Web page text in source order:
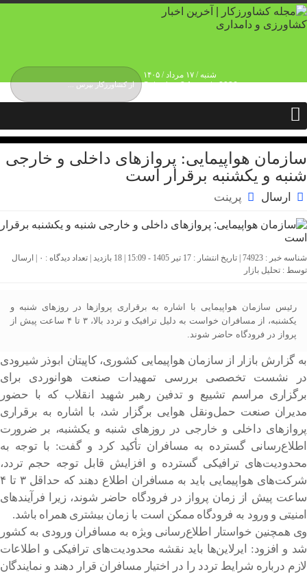
شنبه / ۱۷ مرداد / ۱۴۰۵
Saturday, 8 August , 2026
سازمان هواپیمایی: پروازهای داخلی و خارجی
شنبه و یکشنبه برقرار است
ارسال پرینت
شناسه خبر : 74923 | تاریخ انتشار : 17 تیر 1405 - 15:09 | 18 بازدید | تعداد دیدگاه : ۰
| ارسال
توسط : تحلیل بازار
رئیس سازمان هواپیمایی با اشاره به برقراری پروازها در روزهای شنبه و
یکشنبه، از مسافران خواست به دلیل ترافیک و تردد بالا، ۳ تا ۴ ساعت پیش از
پرواز در فرودگاه حاضر شوند.
به گزارش بازار از سازمان هواپیمایی کشوری، کاپیتان ابوذر شیرودی
در نشست تخصصی بررسی تمهیدات صنعت هوانوردی برای
برگزاری مراسم تشییع و تدفین رهبر شهید انقلاب که با حضور
مدیران صنعت حمل‌ونقل هوایی برگزار شد، با اشاره به برقراری
پروازهای داخلی و خارجی در روزهای شنبه و یکشنبه، بر ضرورت
اطلاع‌رسانی گسترده به مسافران تأکید کرد و گفت: با توجه به
محدودیت‌های ترافیکی گسترده و افزایش قابل توجه حجم تردد،
شرکت‌های هواپیمایی باید به مسافران اطلاع دهند که حداقل ۳ تا ۴
ساعت پیش از زمان پرواز در فرودگاه حاضر شوند، زیرا فرآیندهای
امنیتی و ورود به فرودگاه ممکن است با زمان بیشتری همراه باشد.
وی همچنین خواستار اطلاع‌رسانی ویژه به مسافران ورودی به کشور
شد و افزود: ایرلاین‌ها باید نقشه محدودیت‌های ترافیکی و اطلاعات
لازم درباره شرایط تردد را در اختیار مسافران قرار دهند و نمایندگان